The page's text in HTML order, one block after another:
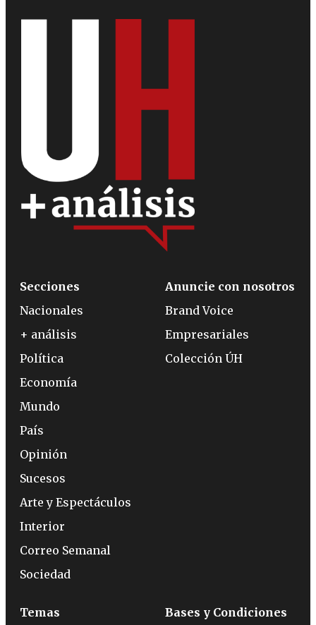
Secciones
Nacionales
+ análisis
Política
Economía
Mundo
País
Opinión
Sucesos
Arte y Espectáculos
Interior
Correo Semanal
Sociedad
Anuncie con nosotros
Brand Voice
Empresariales
Colección ÚH
Temas
Bases y Condiciones